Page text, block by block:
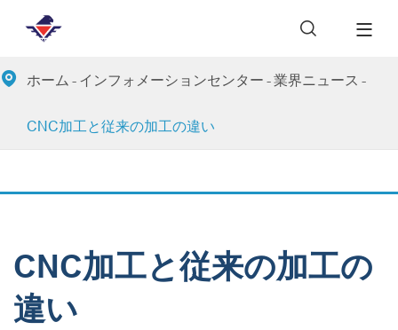

 ホーム インフォメーションセンター 業界ニュース
CNC加工と従来の加工の違い
CNC加工と従来の加工の
違い